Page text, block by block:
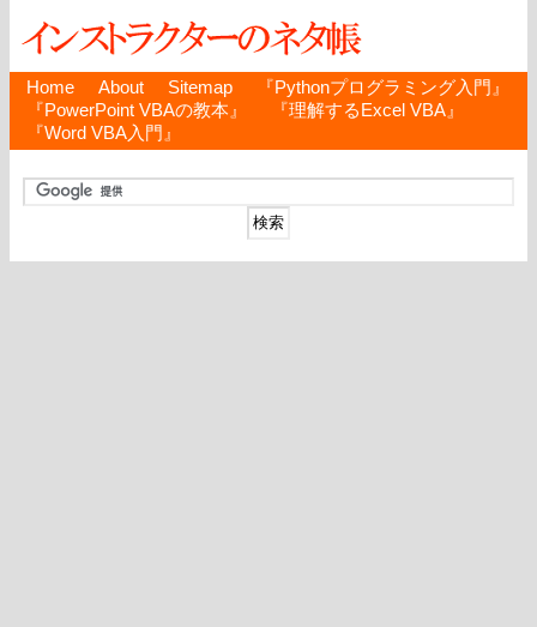
Home About Sitemap
『Pythonプログラミング入門』
『PowerPoint VBAの教本』
『理解するExcel VBA』
『Word VBA入門』